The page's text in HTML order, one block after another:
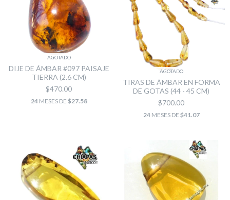
AGOTADO
DIJE DE ÁMBAR #097 PAISAJE
TIERRA (2.6 CM)
$470.00
24MESES DE $27.58
AGOTADO
TIRAS DE ÁMBAR EN FORMA
DE GOTAS (44 - 45 CM)
$700.00
24MESES DE $41.07